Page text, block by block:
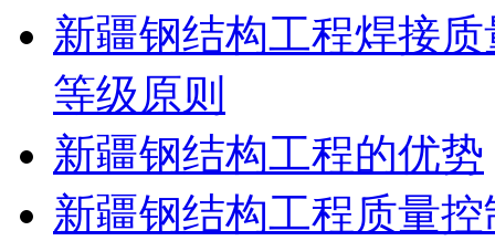
新疆钢结构工程焊接
等级原则
新疆钢结构工程的优势
新疆钢结构工程质量